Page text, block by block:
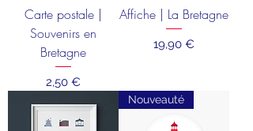
Carte postale |
Souvenirs en
Bretagne
Prix
2,50 €
Affiche | La Bretagne
Prix
19,90 €
Nouveauté